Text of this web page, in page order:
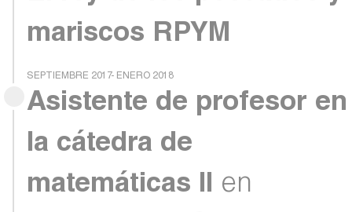
mariscos RPYM
SEPTIEMBRE 2017- ENERO 2018
Asistente de profesor en
la cátedra de
matemáticas II en